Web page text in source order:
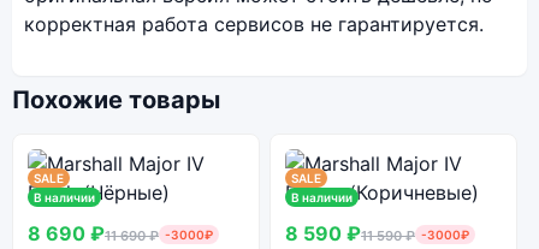
корректная работа сервисов не гарантируется.
Похожие товары
SALE
В наличии
8 690 ₽11 690 ₽ -3000₽
SALE
В наличии
8 590 ₽11 590 ₽ -3000₽